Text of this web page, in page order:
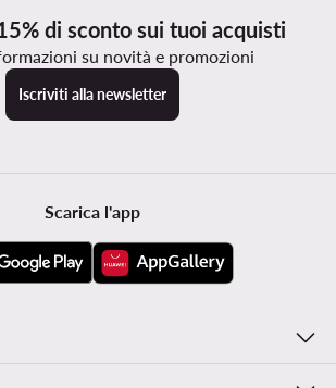
di sconto sui tuoi acquisti
su novità e promozioni
Iscriviti alla newsletter
Scarica l'app